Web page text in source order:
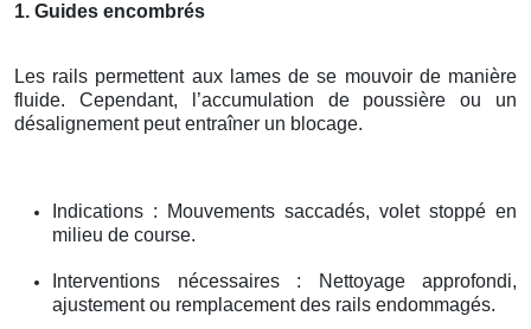
1. Guides encombrés
Les rails permettent aux lames de se mouvoir de manière
fluide. Cependant, l’accumulation de poussière ou un
désalignement peut entraîner un blocage.
Indications : Mouvements saccadés, volet stoppé en
milieu de course.
Interventions nécessaires : Nettoyage approfondi,
ajustement ou remplacement des rails endommagés.